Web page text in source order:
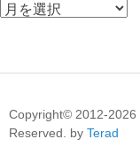
ア
Copyright© 2012-2026
Reserved. by Terad